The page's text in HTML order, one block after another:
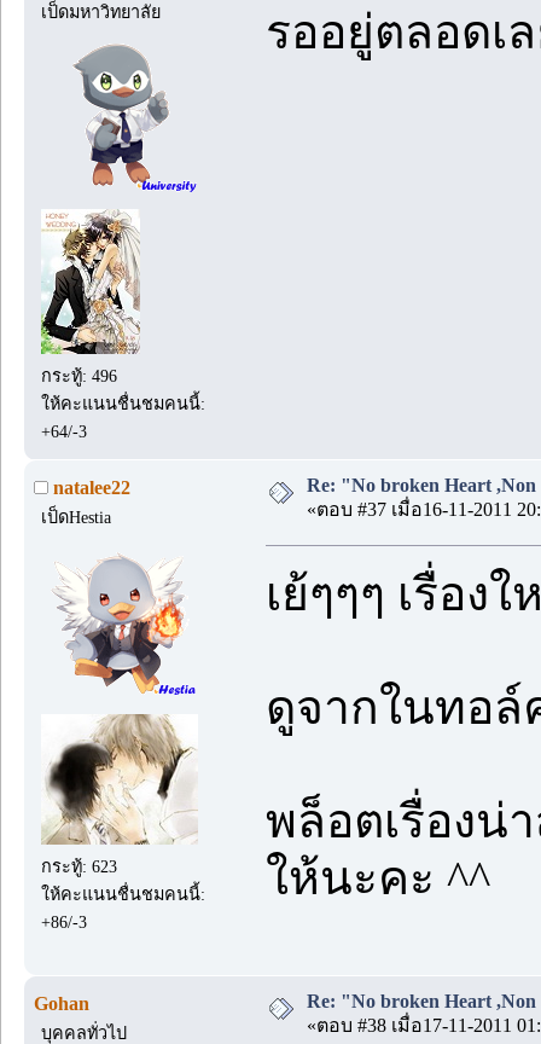
เป็ดมหาวิทยาลัย
กระทู้: 496
ให้คะแนนชื่นชมคนนี้:
+64/-3
รออยู่ตลอดเ
natalee22
เป็ดHestia
กระทู้: 623
ให้คะแนนชื่นชมคนนี้:
+86/-3
Re: "No broken Heart ,Non
«ตอบ #37 เมื่อ16-11-2011
เย้ๆๆๆ เรื่อ
ดูจากในทอล์
พล็อตเรื่องน่
ให้นะคะ ^^
Gohan
บุคคลทั่วไป
Re: "No broken Heart ,Non
«ตอบ #38 เมื่อ17-11-2011